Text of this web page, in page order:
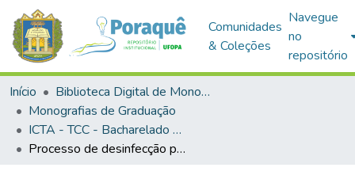
Comunidades
& Coleções
Navegue
no
repositório
Início
Biblioteca Digital de Monografias (BDM)
Monografias de Graduação
ICTA - TCC - Bacharelado em Engenharia Sanitária e Ambiental
Processo de desinfecção por radiação ultravioleta em efluente de filtro biológico percolador